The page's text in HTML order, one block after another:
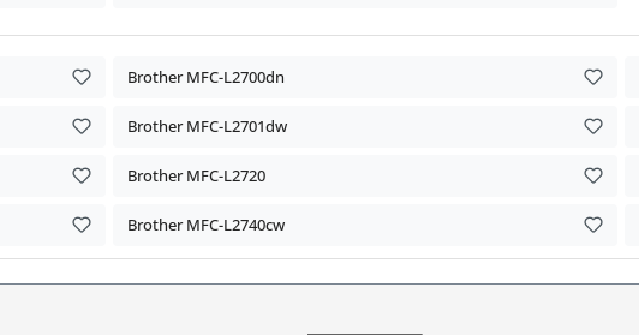
Brother MFC-L2700dn
Brother MFC-L2701dw
Brother MFC-L2720
Brother MFC-L2740cw